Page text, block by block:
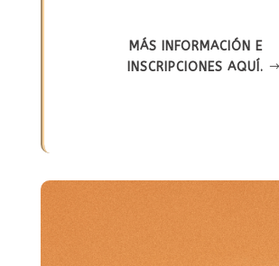
MÁS INFORMACIÓN E
INSCRIPCIONES AQUÍ.